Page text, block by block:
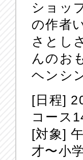
ショッ
の作者
さとし
んのお
ヘンシ
[日程]
コース
[対象]
才〜小